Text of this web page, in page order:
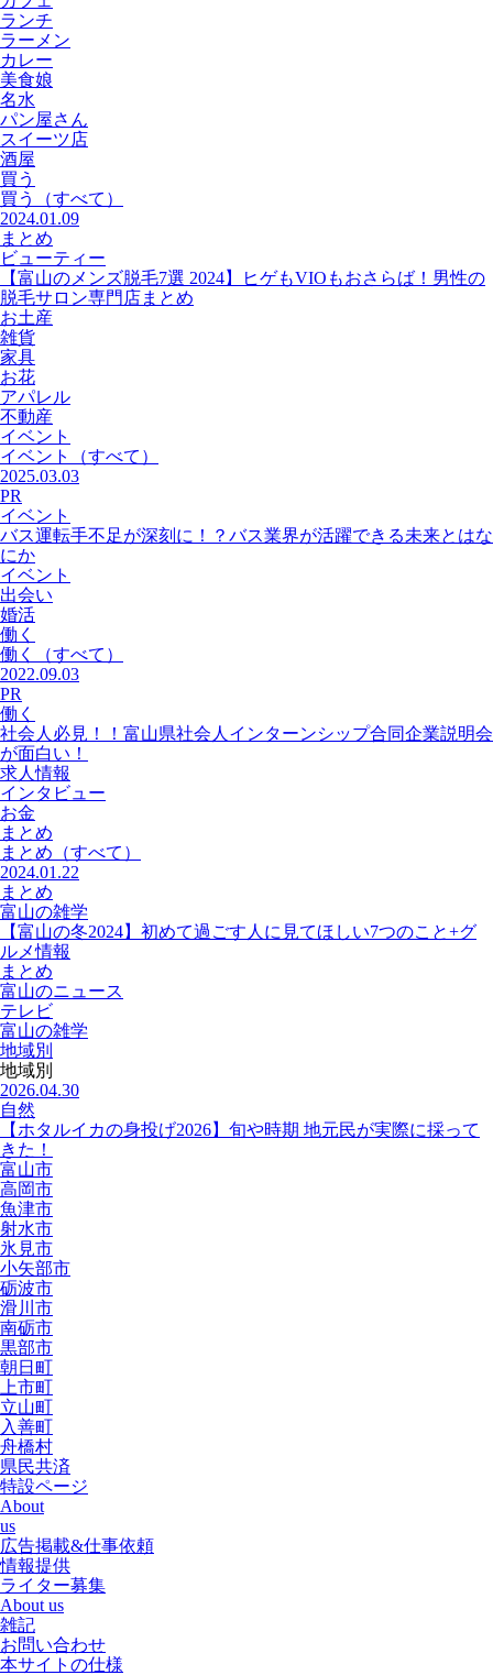
ランチ
ラーメン
カレー
美食娘
名水
パン屋さん
スイーツ店
酒屋
買う
買う
（すべて）
2024.01.09
まとめ
ビューティー
【富山のメンズ脱毛7選 2024】ヒゲもVIOもおさらば！男性の
脱毛サロン専門店まとめ
お土産
雑貨
家具
お花
アパレル
不動産
イベント
イベント
（すべて）
2025.03.03
PR
イベント
バス運転手不足が深刻に！？バス業界が活躍できる未来とはな
にか
イベント
出会い
婚活
働く
働く
（すべて）
2022.09.03
PR
働く
社会人必見！！富山県社会人インターンシップ合同企業説明会
が面白い！
求人情報
インタビュー
お金
まとめ
まとめ （すべて）
2024.01.22
まとめ
富山の雑学
【富山の冬2024】初めて過ごす人に見てほしい7つのこと+グ
ルメ情報
まとめ
富山のニュース
テレビ
富山の雑学
地域別
地域別
2026.04.30
自然
【ホタルイカの身投げ2026】旬や時期 地元民が実際に採って
きた！
富山市
高岡市
魚津市
射水市
氷見市
小矢部市
砺波市
滑川市
南砺市
黒部市
朝日町
上市町
立山町
入善町
舟橋村
県民共済
特設ページ
About
us
広告掲載&仕事依頼
情報提供
ライター募集
About us
雑記
お問い合わせ
本サイトの仕様